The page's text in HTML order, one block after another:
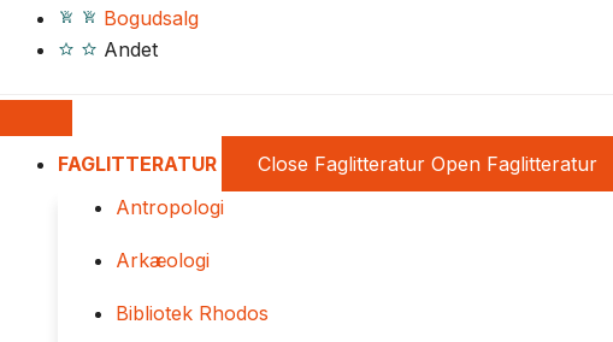
Bogudsalg
Andet
FAGLITTERATUR Close Faglitteratur Open Faglitteratur
Antropologi
Arkæologi
Bibliotek Rhodos